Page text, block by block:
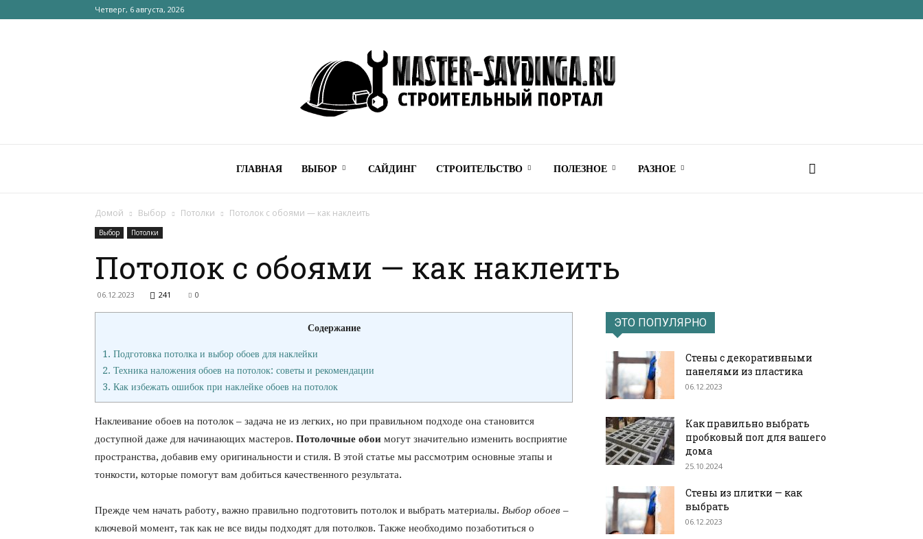
Четверг, 6 августа, 2026
Строительный
ГЛАВНАЯ ВЫБОР САЙДИНГ СТРОИТЕЛЬСТВО ПОЛЕЗНОЕ РАЗНОЕ
Домой Выбор Потолки Потолок с обоями — как наклеить
Выбор Потолки
Потолок с обоями — как наклеить
06.12.2023 241 0
Содержание
1. Подготовка потолка и выбор обоев для наклейки
2. Техника наложения обоев на потолок: советы и рекомендации
3. Как избежать ошибок при наклейке обоев на потолок
Наклеивание обоев на потолок – задача не из легких, но при правильном подходе она становится
доступной даже для начинающих мастеров. Потолочные обои могут значительно изменить восприятие
пространства, добавив ему оригинальности и стиля. В этой статье мы рассмотрим основные этапы и
тонкости, которые помогут вам добиться качественного результата.
Прежде чем начать работу, важно правильно подготовить потолок и выбрать материалы. Выбор обоев –
ключевой момент, так как не все виды подходят для потолков. Также необходимо позаботиться о
ЭТО ПОПУЛЯРНО
Стены с декоративными
панелями из пластика
06.12.2023
Как правильно выбрать
пробковый пол для вашего
дома
25.10.2024
Стены из плитки — как
выбрать
06.12.2023